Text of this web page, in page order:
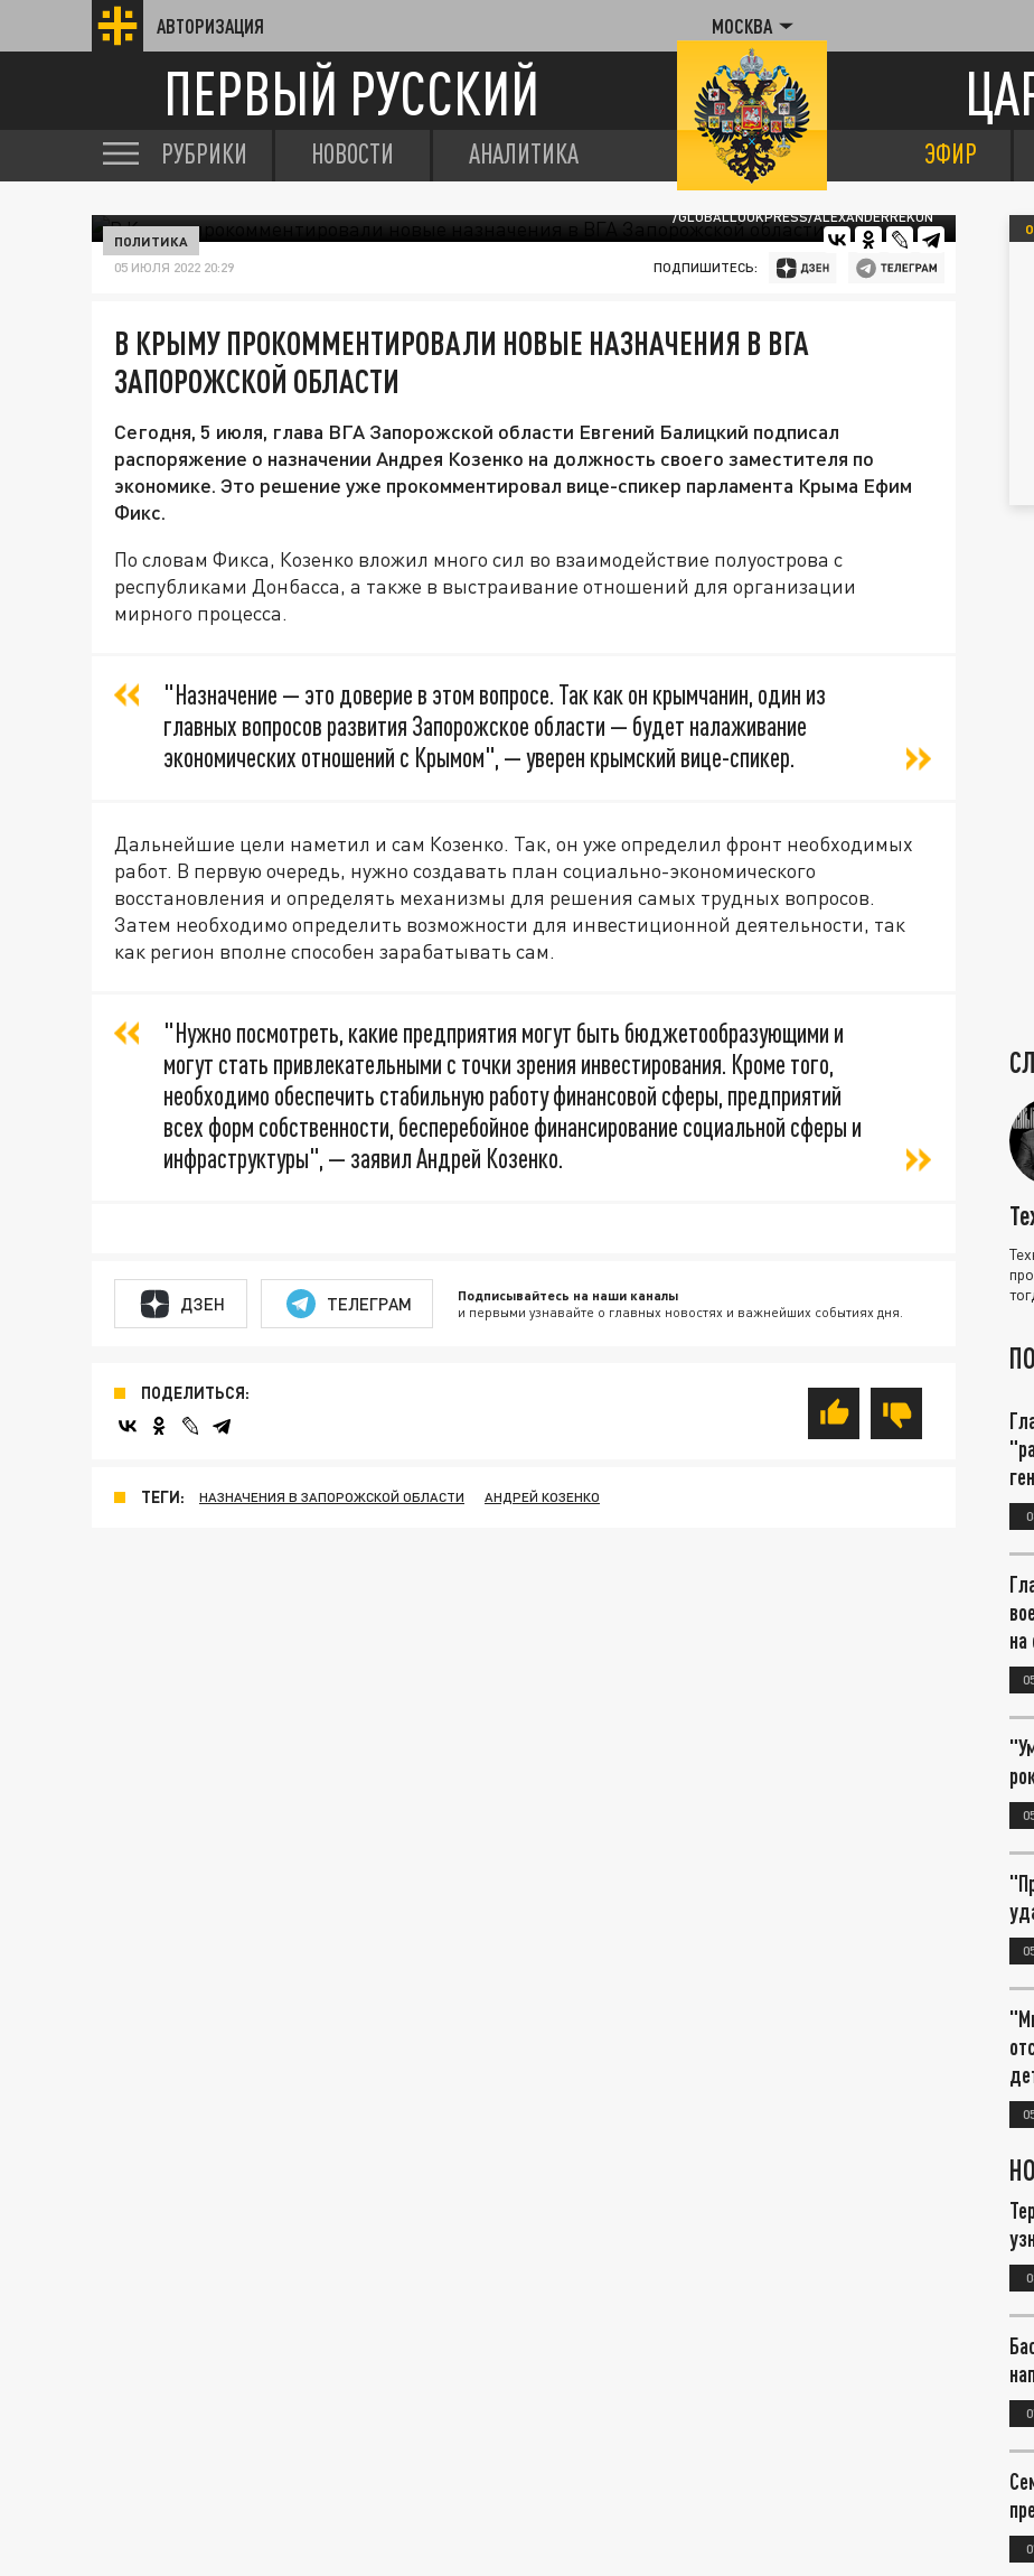
АВТОРИЗАЦИЯ МОСКВА
ПЕРВЫЙ РУССКИЙ
РУБРИКИ НОВОСТИ АНАЛИТИКА ЭФИР
/GLOBALLOOKPRESS/ALEXANDERREKUN
ПОЛИТИКА
05 ИЮЛЯ 2022 20:29 ПОДПИШИТЕСЬ:
В КРЫМУ ПРОКОММЕНТИРОВАЛИ НОВЫЕ НАЗНАЧЕНИЯ В ВГА
ЗАПОРОЖСКОЙ ОБЛАСТИ
Сегодня, 5 июля, глава ВГА Запорожской области Евгений Балицкий подписал
распоряжение о назначении Андрея Козенко на должность своего заместителя по
экономике. Это решение уже прокомментировал вице-спикер парламента Крыма Ефим
Фикс.
По словам Фикса, Козенко вложил много сил во взаимодействие полуострова с
республиками Донбасса, а также в выстраивание отношений для организации
мирного процесса.
"Назначение — это доверие в этом вопросе. Так как он крымчанин, один из
главных вопросов развития Запорожское области — будет налаживание
экономических отношений с Крымом", — уверен крымский вице-спикер.
Дальнейшие цели наметил и сам Козенко. Так, он уже определил фронт необходимых
работ. В первую очередь, нужно создавать план социально-экономического
восстановления и определять механизмы для решения самых трудных вопросов.
Затем необходимо определить возможности для инвестиционной деятельности, так
как регион вполне способен зарабатывать сам.
"Нужно посмотреть, какие предприятия могут быть бюджетообразующими и
могут стать привлекательными с точки зрения инвестирования. Кроме того,
необходимо обеспечить стабильную работу финансовой сферы, предприятий
всех форм собственности, бесперебойное финансирование социальной сферы и
инфраструктуры", — заявил Андрей Козенко.
ДЗЕН ТЕЛЕГРАМ Подписывайтесь на наши каналы
и первыми узнавайте о главных новостях и важнейших событиях дня.
ПОДЕЛИТЬСЯ:
ТЕГИ: НАЗНАЧЕНИЯ В ЗАПОРОЖСКОЙ ОБЛАСТИ АНДРЕЙ КОЗЕНКО
на